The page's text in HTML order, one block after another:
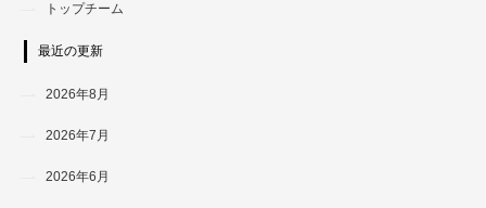
トップチーム
最近の更新
2026年8月
2026年7月
2026年6月